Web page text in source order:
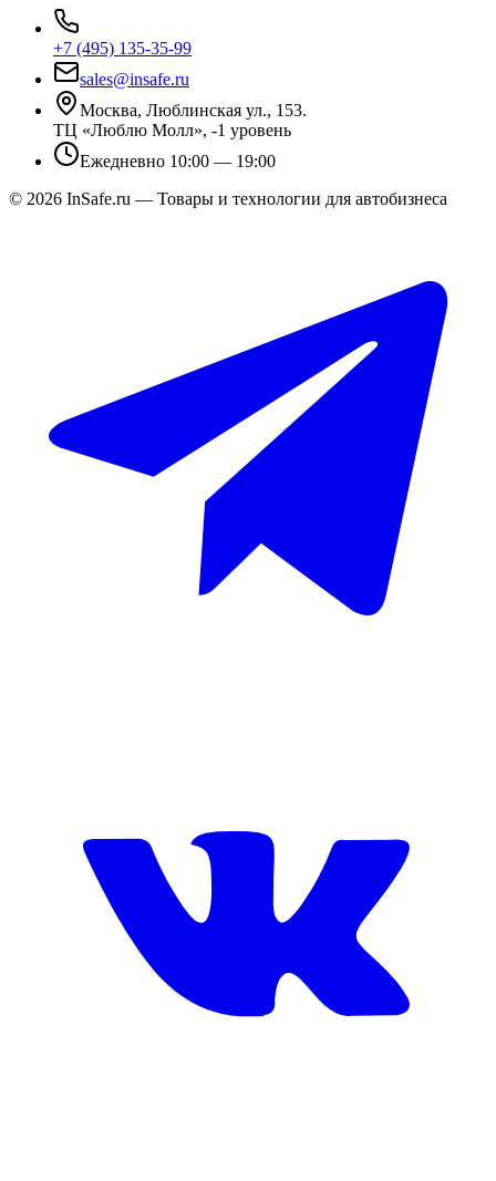
+7 (495) 135-35-99
sales@insafe.ru
Москва, Люблинская ул., 153.
ТЦ «Люблю Молл», -1 уровень
Ежедневно 10:00 — 19:00
© 2026 InSafe.ru — Товары и технологии для автобизнеса